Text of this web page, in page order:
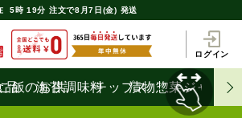
5時 19分 注文で8月7日(金) 発送
ログイン
品飯のお供
海苔調味料チップス
漬物惣菜ジャム